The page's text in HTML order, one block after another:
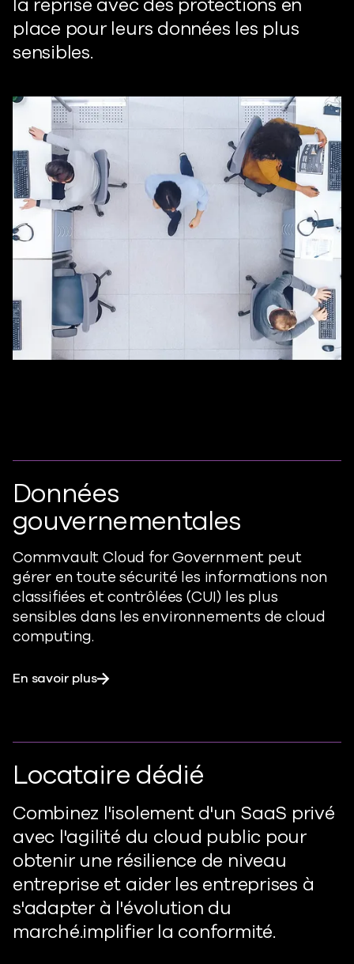
la reprise avec des protections en
place pour leurs données les plus
sensibles.
Données
gouvernementales
Commvault Cloud for Government peut
gérer en toute sécurité les informations non
classifiées et contrôlées (CUI) les plus
sensibles dans les environnements de cloud
computing.
En savoir plus
Locataire dédié
Combinez l'isolement d'un SaaS privé
avec l'agilité du cloud public pour
obtenir une résilience de niveau
entreprise et aider les entreprises à
s'adapter à l'évolution du
marché.implifierla conformité.